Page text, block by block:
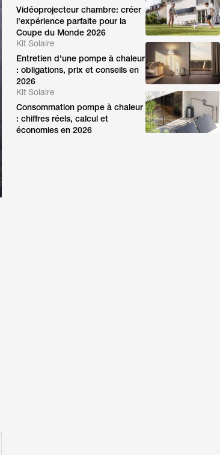
Vidéoprojecteur chambre: créer
l'expérience parfaite pour la
Coupe du Monde 2026
Kit Solaire
Entretien d'une pompe à chaleur
: obligations, prix et conseils en
2026
Kit Solaire
Consommation pompe à chaleur
: chiffres réels, calcul et
économies en 2026